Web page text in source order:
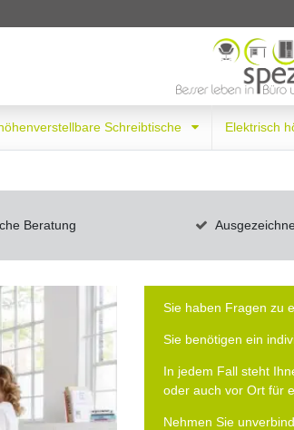
Schreibtische Elektrisch
Beratung
Sie haben Fragen zu
Sie benötigen ein
In jedem Fall steht
oder auch vor Ort für
Nehmen Sie